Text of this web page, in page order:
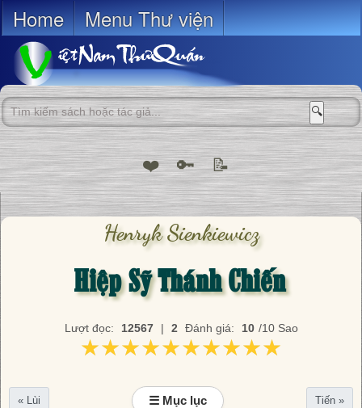
Home Menu Thư viện
🔍
❤️ 🔑 📝
Henryk Sienkiewicz
Hiệp Sỹ Thánh Chiến
Lượt đọc: 12567 | 2 Đánh giá: 10 /10 Sao
★★★★★★★★★★
★★★★★★★★★★
« Lùi ☰ Mục lục Tiến »